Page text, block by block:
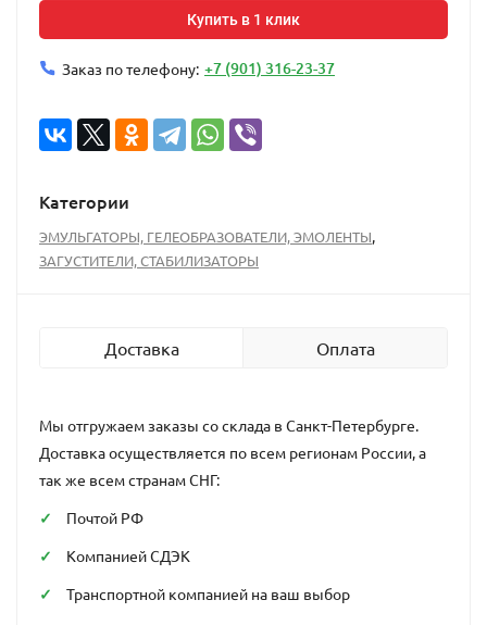
Купить в 1 клик
Заказ по телефону: +7 (901) 316-23-37
Категории
ЭМУЛЬГАТОРЫ, ГЕЛЕОБРАЗОВАТЕЛИ, ЭМОЛЕНТЫ,
ЗАГУСТИТЕЛИ, СТАБИЛИЗАТОРЫ
Доставка Оплата
Мы отгружаем заказы со склада в Санкт-Петербурге.
Доставка осуществляется по всем регионам России, а
так же всем странам СНГ:
Почтой РФ
Компанией СДЭК
Транспортной компанией на ваш выбор